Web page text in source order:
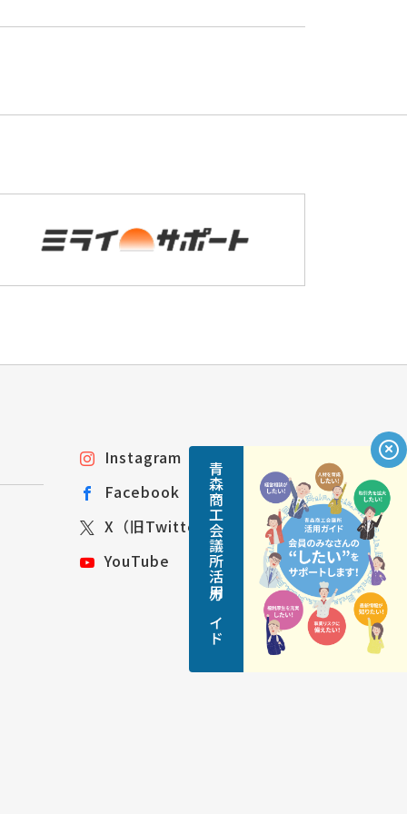
青森商工会議所活用ガイド
Instagram
Facebook
X（旧Twitter）
YouTube